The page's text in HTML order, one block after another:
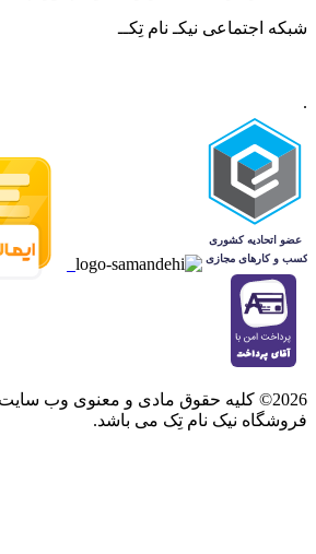
شبکه‌ اجتماعی نیکـ نام تِکــ
.
2026© کلیه حقوق مادی و معنوی وب
فروشگاه نیک نام تِک می باشد.